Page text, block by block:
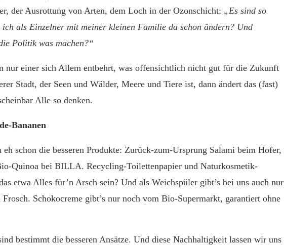
der Ausrottung von Arten, dem Loch in der Ozonschicht: „Es sind so
ich als Einzelner mit meiner kleinen Familie da schon ändern? Und
Politik was machen?“
nur einer sich Allem entbehrt, was offensichtlich nicht gut für die Zukunft
Stadt, der Seen und Wälder, Meere und Tiere ist, dann ändert das (fast)
Alle so denken.
Bananen
schon die besseren Produkte: Zurück-zum-Ursprung Salami beim Hofer,
Quinoa bei BILLA. Recycling-Toilettenpapier und Naturkosmetik-
etwa Alles für’n Arsch sein? Und als Weichspüler gibt’s bei uns auch nur
Schokocreme gibt’s nur noch vom Bio-Supermarkt, garantiert ohne
bestimmt die besseren Ansätze. Und diese Nachhaltigkeit lassen wir uns